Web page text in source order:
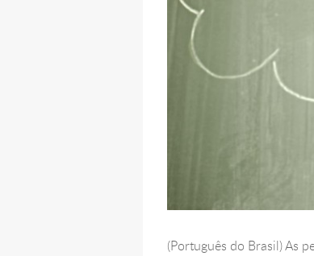
(Português do Brasil) As